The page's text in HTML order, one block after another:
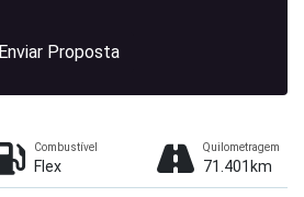
Enviar Proposta
Combustível
Flex
Quilometragem
71.401km